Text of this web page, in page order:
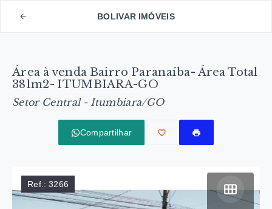
BOLIVAR IMÓVEIS
Área à venda Bairro Paranaíba- Área Total
381m2- ITUMBIARA-GO
Setor Central - Itumbiara/GO
Compartilhar
Ref.:3266